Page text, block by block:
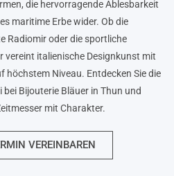
die hervorragende Ablesbarkeit
maritime Erbe wider. Ob die
Radiomir oder die sportliche
vereint italienische Designkunst mit
höchstem Niveau. Entdecken Sie die
Bijouterie Bläuer in Thun und
mit Charakter.
VEREINBAREN